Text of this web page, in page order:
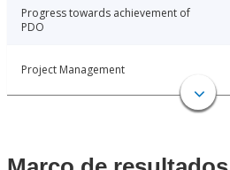
Progress towards achievement of
PDO
Project Management